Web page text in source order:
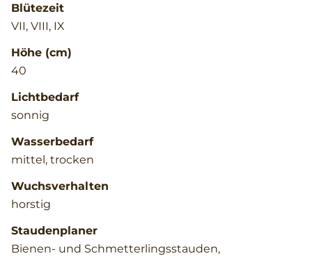
Blütezeit
VII, VIII, IX
Höhe (cm)
40
Lichtbedarf
sonnig
Wasserbedarf
mittel, trocken
Wuchsverhalten
horstig
Staudenplaner
Bienen- und Schmetterlingsstauden,